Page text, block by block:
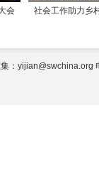
会 社会工作助力乡
：yijian@swchina.org